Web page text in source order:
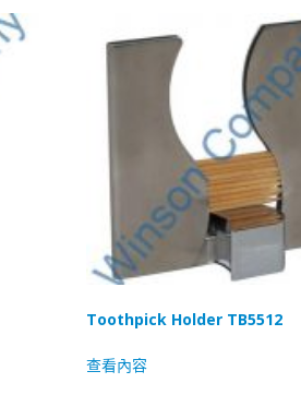
Toothpick Holder TB5512
查看內容